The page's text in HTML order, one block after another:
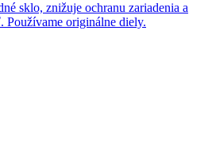
sklo, znižuje ochranu zariadenia a
Používame originálne diely.